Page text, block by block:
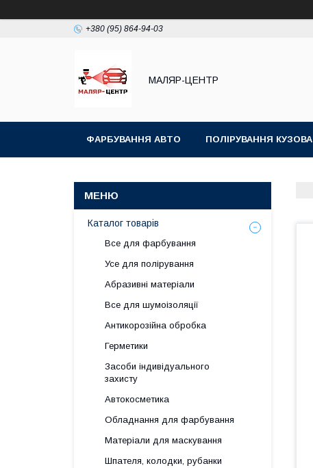
+380 (95) 864-94-03
МАЛЯР-ЦЕНТР
ФАРБУВАННЯ АВТО ПОЛІРУВАННЯ КУЗОВА
Каталог товарів
Все для фарбування
Усе для полірування
Абразивні матеріали
Все для шумоізоляції
Антикорозійна обробка
Герметики
Засоби індивідуального
захисту
Автокосметика
Обладнання для фарбування
Матеріали для маскування
Шпателя, колодки, рубанки